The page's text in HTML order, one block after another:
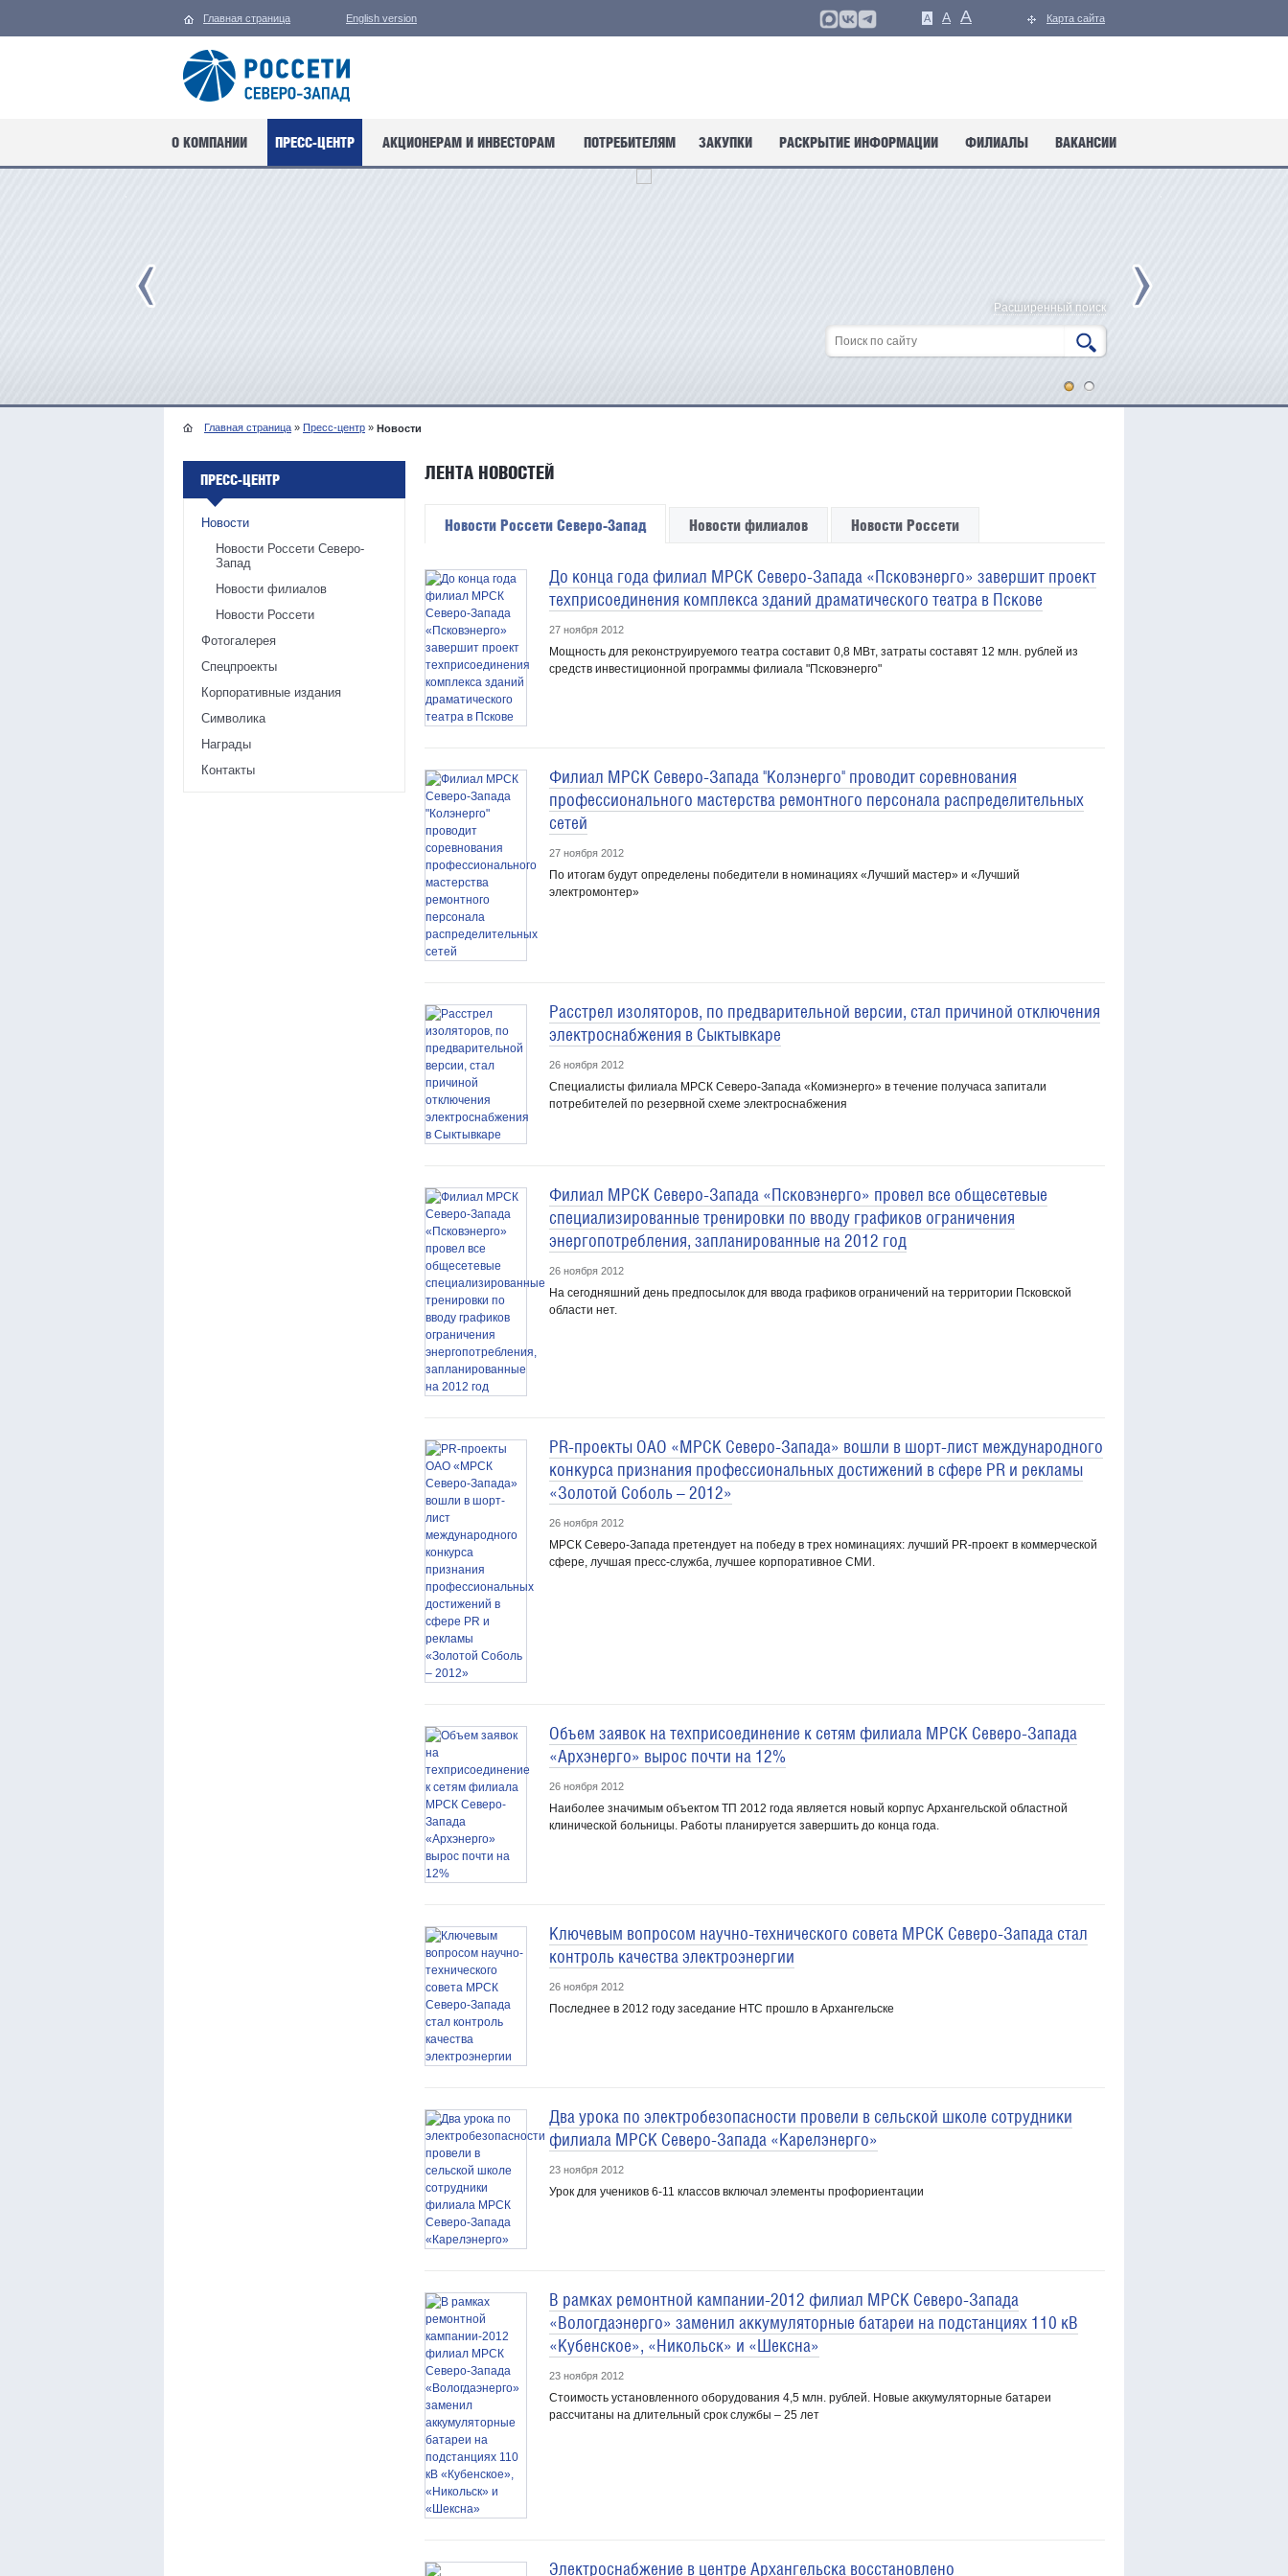
Главная страница English version Карта сайта
A A A
О КОМПАНИИ ПРЕСС-ЦЕНТР АКЦИОНЕРАМ И ИНВЕСТОРАМ ПОТРЕБИТЕЛЯМ ЗАКУПКИ РАСКРЫТИЕ ИНФОРМАЦИИ ФИЛИАЛЫ ВАКАНСИИ
Расширенный поиск
Главная страница » Пресс-центр » Новости
ПРЕСС-ЦЕНТР
Новости
Новости Россети Северо-
Запад
Новости филиалов
Новости Россети
Фотогалерея
Спецпроекты
Корпоративные издания
Символика
Награды
Контакты
ЛЕНТА НОВОСТЕЙ
Новости Россети Северо-Запад Новости филиалов Новости Россети
До конца года филиал МРСК Северо-Запада «Псковэнерго» завершит проект
техприсоединения комплекса зданий драматического театра в Пскове
27 ноября 2012
Мощность для реконструируемого театра составит 0,8 МВт, затраты составят 12 млн. рублей из
средств инвестиционной программы филиала "Псковэнерго"
Филиал МРСК Северо-Запада "Колэнерго" проводит соревнования
профессионального мастерства ремонтного персонала распределительных
сетей
27 ноября 2012
По итогам будут определены победители в номинациях «Лучший мастер» и «Лучший
электромонтер»
Расстрел изоляторов, по предварительной версии, стал причиной отключения
электроснабжения в Сыктывкаре
26 ноября 2012
Специалисты филиала МРСК Северо-Запада «Комиэнерго» в течение получаса запитали
потребителей по резервной схеме электроснабжения
Филиал МРСК Северо-Запада «Псковэнерго» провел все общесетевые
специализированные тренировки по вводу графиков ограничения
энергопотребления, запланированные на 2012 год
26 ноября 2012
На сегодняшний день предпосылок для ввода графиков ограничений на территории Псковской
области нет.
PR-проекты ОАО «МРСК Северо-Запада» вошли в шорт-лист международного
конкурса признания профессиональных достижений в сфере PR и рекламы
«Золотой Соболь – 2012»
26 ноября 2012
МРСК Северо-Запада претендует на победу в трех номинациях: лучший PR-проект в коммерческой
сфере, лучшая пресс-служба, лучшее корпоративное СМИ.
Объем заявок на техприсоединение к сетям филиала МРСК Северо-Запада
«Архэнерго» вырос почти на 12%
26 ноября 2012
Наиболее значимым объектом ТП 2012 года является новый корпус Архангельской областной
клинической больницы. Работы планируется завершить до конца года.
Ключевым вопросом научно-технического совета МРСК Северо-Запада стал
контроль качества электроэнергии
26 ноября 2012
Последнее в 2012 году заседание НТС прошло в Архангельске
Два урока по электробезопасности провели в сельской школе сотрудники
филиала МРСК Северо-Запада «Карелэнерго»
23 ноября 2012
Урок для учеников 6-11 классов включал элементы профориентации
В рамках ремонтной кампании-2012 филиал МРСК Северо-Запада
«Вологдаэнерго» заменил аккумуляторные батареи на подстанциях 110 кВ
«Кубенское», «Никольск» и «Шексна»
23 ноября 2012
Стоимость установленного оборудования 4,5 млн. рублей. Новые аккумуляторные батареи
рассчитаны на длительный срок службы – 25 лет
Электроснабжение в центре Архангельска восстановлено